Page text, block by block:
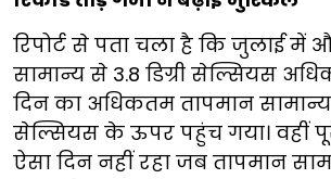
रिपोर्ट से पता चला है कि जुलाई में
सामान्य से 3.8 डिग्री सेल्सियस
दिन का अधिकतम तापमान सामान्य
सेल्सियस के ऊपर पहुंच गया। वहीं
ऐसा दिन नहीं रहा जब तापमान